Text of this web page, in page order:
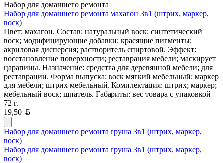
Набор для домашнего ремонта
Набор для домашнего ремонта махагон 3в1 (штрих, маркер,
воск)
Цвет: махагон. Состав: натуральный воск; синтетический
воск; модифицирующие добавки; красящие пигменты;
акриловая дисперсия; растворитель спиртовой. Эффект:
восстановление поверхности; реставрация мебели; маскирует
царапины. Назначение: средства для деревянной мебели; для
реставрации. Форма выпуска: воск мягкий мебельный; маркер
для мебели; штрих мебельный. Комплектация: штрих; маркер;
мебельный воск; шпатель. Габариты: вес товара с упаковкой
72 г.
19,50
Набор для домашнего ремонта груша 3в1 (штрих, маркер,
воск)
Набор для домашнего ремонта груша 3в1 (штрих, маркер,
воск)